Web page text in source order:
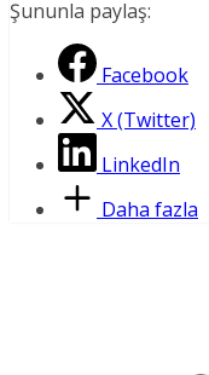
Şununla paylaş:
Facebook
X (Twitter)
LinkedIn
Daha fazla